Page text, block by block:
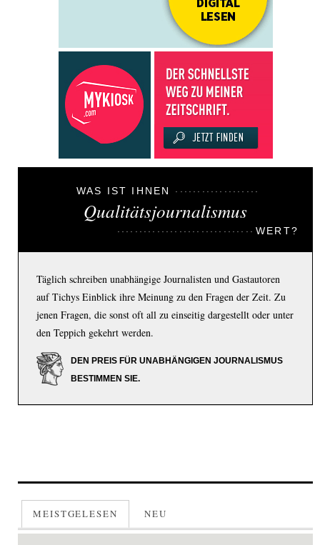
WAS IST IHNEN
Qualitätsjournalismus
WERT?
Täglich schreiben unabhängige Journalisten und Gastautoren
auf Tichys Einblick ihre Meinung zu den Fragen der Zeit. Zu
jenen Fragen, die sonst oft all zu einseitig dargestellt oder unter
den Teppich gekehrt werden.
DEN PREIS FÜR UNABHÄNGIGEN JOURNALISMUS
BESTIMMEN SIE.
MEISTGELESEN NEU